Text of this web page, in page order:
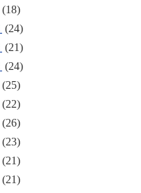
(18)
(24)
(21)
(24)
(25)
(22)
(26)
(23)
(21)
(21)